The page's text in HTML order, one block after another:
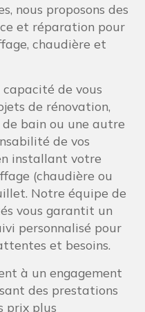
nous proposons des
et réparation pour
chaudière et
capacité de vous
de rénovation,
bain ou une autre
de vos
installant votre
(chaudière ou
Notre équipe de
vous garantit un
personnalisé pour
et besoins.
à un engagement
des prestations
prix plus